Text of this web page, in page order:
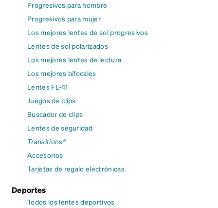
Progresivos para hombre
Progresivos para mujer
Los mejores lentes de sol progresivos
Lentes de sol polarizados
Los mejores lentes de lectura
Los mejores bifocales
Lentes FL-41
Juegos de clips
Buscador de clips
Lentes de seguridad
Transitions®
Accesorios
Tarjetas de regalo electrónicas
Deportes
Todos los lentes deportivos